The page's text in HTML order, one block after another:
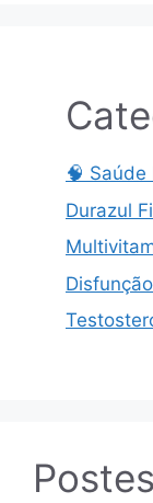
🧠 Saúde
Durazul